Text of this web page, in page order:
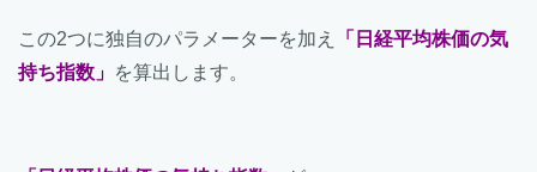
この2つに独自のパラメーターを加え
「日経平均株価の気
持ち指数」 を算出します。